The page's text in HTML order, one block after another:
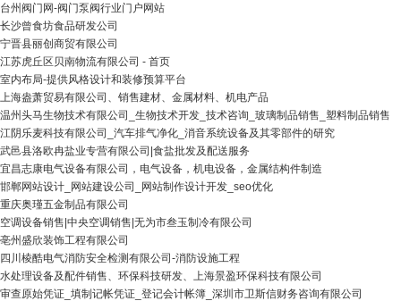
台州阀门网-阀门泵阀行业门户网站
长沙曾食坊食品研发公司
宁晋县丽创商贸有限公司
江苏虎丘区贝南物流有限公司 - 首页
室内布局-提供风格设计和装修预算平台
上海盎萧贸易有限公司、销售建材、金属材料、机电产品
温州头马生物技术有限公司_生物技术开发_技术咨询_玻璃制品销售_塑料制品销售
江阴乐麦科技有限公司_汽车排气净化_消音系统设备及其零部件的研究
武邑县洛欧冉盐业专营有限公司|食盐批发及配送服务
宜昌志康电气设备有限公司，电气设备，机电设备，金属结构件制造
邯郸网站设计_网站建设公司_网站制作设计开发_seo优化
重庆奥瑾五金制品有限公司
空调设备销售|中央空调销售|无为市叁玉制冷有限公司
亳州盛欣装饰工程有限公司
四川棱酷电气消防安全检测有限公司-消防设施工程
水处理设备及配件销售、环保科技研发、上海景盈环保科技有限公司
审查原始凭证_填制记帐凭证_登记会计帐簿_深圳市卫斯信财务咨询有限公司